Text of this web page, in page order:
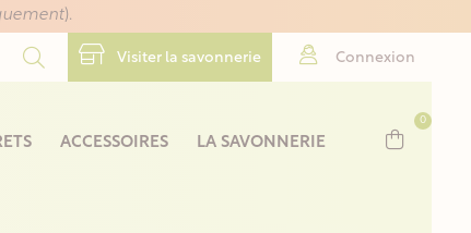
).
Visiter la savonnerie Connexion
ACCESSOIRES LA SAVONNERIE
0